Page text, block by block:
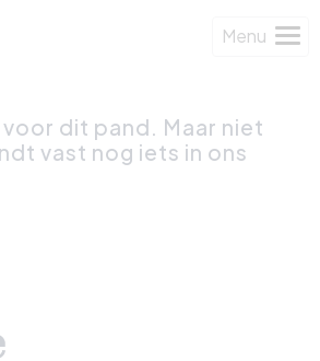
Menu
dit pand. Maar niet
vast nog iets in ons